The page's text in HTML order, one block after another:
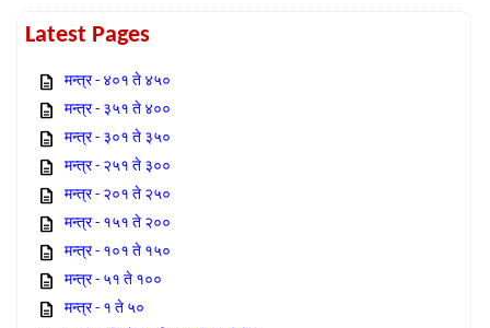
Latest Pages
मन्त्र - ४०१ ते ४५०
मन्त्र - ३५१ ते ४००
मन्त्र - ३०१ ते ३५०
मन्त्र - २५१ ते ३००
मन्त्र - २०१ ते २५०
मन्त्र - १५१ ते २००
मन्त्र - १०१ ते १५०
मन्त्र - ५१ ते १००
मन्त्र - १ ते ५०